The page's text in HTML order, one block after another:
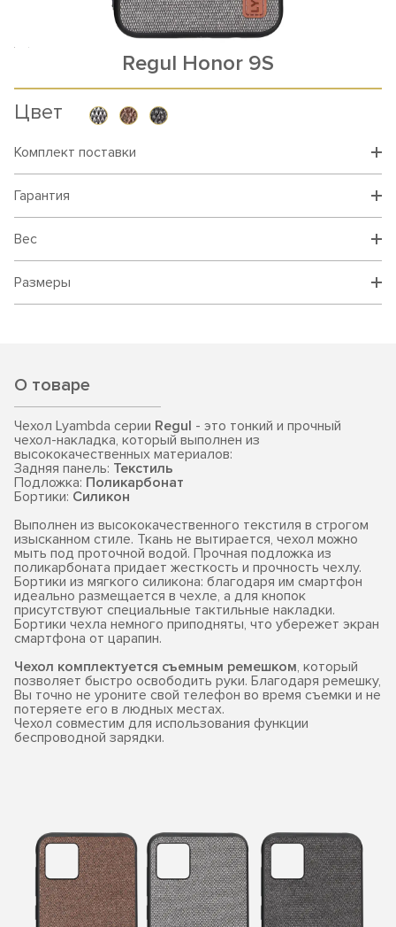
Rеgul Honor 9S
Цвет
Комплект поставки
Гарантия
Вес
Размеры
О товаре
Чехол Lyambda серии Regul - это тонкий и прочный
чехол-накладка, который выполнен из
высококачественных материалов:
Задняя панель: Текстиль
Подложка: Поликарбонат
Бортики: Силикон
Выполнен из высококачественного текстиля в строгом
изысканном стиле. Ткань не вытирается, чехол можно
мыть под проточной водой. Прочная подложка из
поликарбоната придает жесткость и прочность чехлу.
Бортики из мягкого силикона: благодаря им смартфон
идеально размещается в чехле, а для кнопок
присутствуют специальные тактильные накладки.
Бортики чехла немного приподняты, что убережет экран
смартфона от царапин.
Чехол комплектуется съемным ремешком, который
позволяет быстро освободить руки. Благодаря ремешку,
Вы точно не уроните свой телефон во время съемки и не
потеряете его в людных местах.
Чехол совместим для использования функции
беспроводной зарядки.